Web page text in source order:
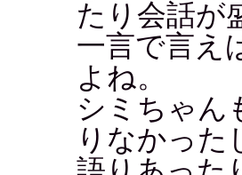
たり会話が
一言で言え
よね。
シミちゃん
りなかった